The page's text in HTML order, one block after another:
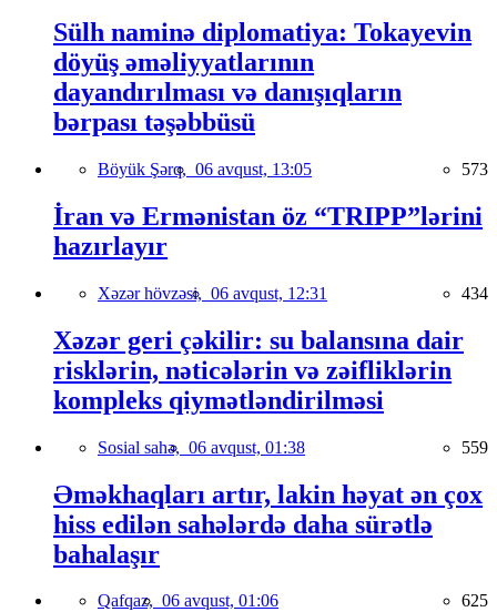
Sülh naminə diplomatiya: Tokayevin
döyüş əməliyyatlarının
dayandırılması və danışıqların
bərpası təşəbbüsü
Böyük Şərq, 06 avqust, 13:05 573
İran və Ermənistan öz “TRIPP”lərini
hazırlayır
Xəzər hövzəsi, 06 avqust, 12:31 434
Xəzər geri çəkilir: su balansına dair
risklərin, nəticələrin və zəifliklərin
kompleks qiymətləndirilməsi
Sosial sahə, 06 avqust, 01:38 559
Əməkhaqları artır, lakin həyat ən çox
hiss edilən sahələrdə daha sürətlə
bahalaşır
Qafqaz, 06 avqust, 01:06 625